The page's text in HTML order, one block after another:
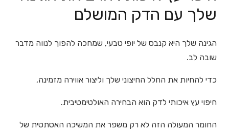
שלך עם הדק המושלם
הגינה שלך היא קנבס של יופי טבעי, שמחכה להפוך לנווה מדבר
שובה לב.
כדי להחיות את החלל החיצוני שלך וליצור אווירה מזמינה,
חיפוי עץ איכותי לדק הוא הבחירה האולטימטיבית.
החומר המעולה הזה לא רק משפר את המשיכה האסתטית של